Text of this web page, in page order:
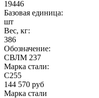
19446
Базовая единица:
шт
Вес, кг:
386
Обозначение:
СВЛМ 237
Марка стали:
С255
144 570 руб
Марка стали